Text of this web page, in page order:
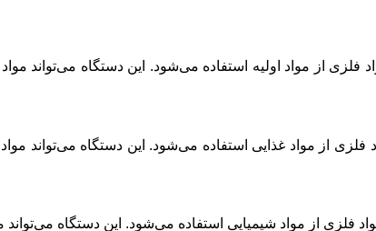
از مواد اولیه استفاده می‌شود. این دستگاه می‌تواند مواد
از مواد غذایی استفاده می‌شود. این دستگاه می‌تواند
فلزی از مواد شیمیایی استفاده می‌شود. این دستگاه می‌تواند